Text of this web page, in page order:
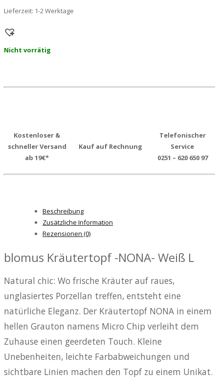
Lieferzeit: 1-2 Werktage
Nicht vorrätig
Kostenloser &
schneller Versand
ab 19€*
Kauf auf Rechnung
Telefonischer
Service
0251 – 620 650 97
Beschreibung
Zusätzliche Information
Rezensionen (0)
blomus Kräutertopf -NONA- Weiß L
Natural chic: Wo frische Kräuter auf raues,
unglasiertes Porzellan treffen, entsteht eine
natürliche Eleganz. Der Kräutertopf NONA in einem
hellen Grauton namens Micro Chip verleiht dem
Zuhause einen geerdeten Touch. Kleine
Unebenheiten, leichte Farbabweichungen und
sichtbare Linien machen den Topf zu einem Unikat.